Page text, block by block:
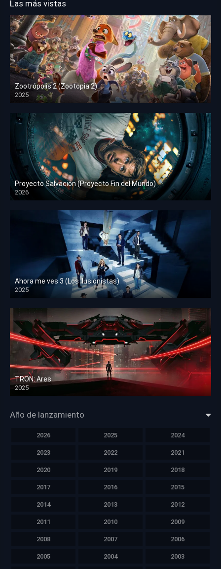
Las más vistas
Zootrópolis 2 (Zootopia 2)
2025
HD 1080p
Proyecto Salvación (Proyecto Fin del Mundo)
2026
HD 1080p
Ahora me ves 3 (Los ilusionistas)
2025
HD 1080p
TRON: Ares
2025
HD 1080p
Año de lanzamiento
2026 2025 2024
2023 2022 2021
2020 2019 2018
2017 2016 2015
2014 2013 2012
2011 2010 2009
2008 2007 2006
2005 2004 2003